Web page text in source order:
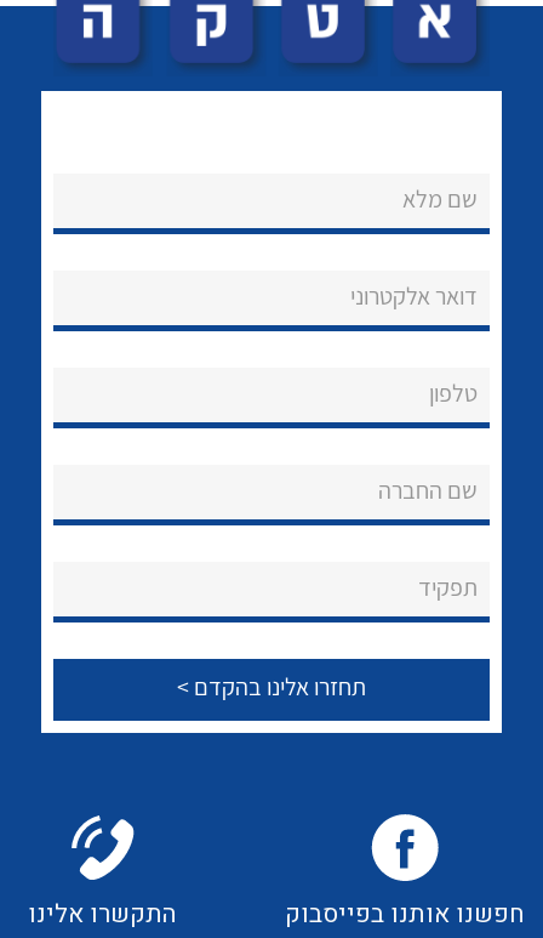
הצוות שלנו
צור קשר
שם מלא
דואר אלקטרוני
טלפון
שם החברה
תפקיד
חפשנו אותנו בפייסבוק התקשרו אלינו